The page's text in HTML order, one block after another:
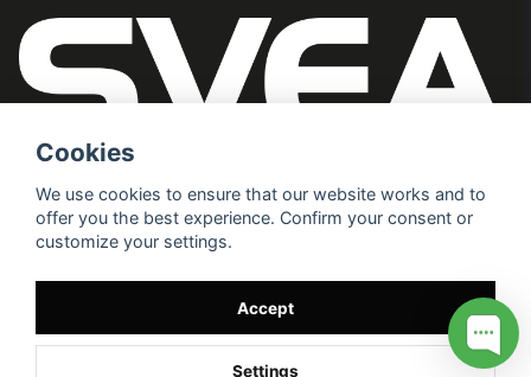
Cookies
We use cookies to ensure that our website works and to
offer you the best experience. Confirm your consent or
customize your settings.
Accept
Settings